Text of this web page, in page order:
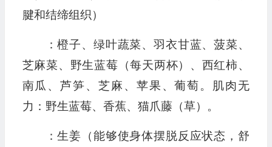
腱和结缔组织）
：橙子、绿叶蔬菜、羽衣甘蓝、菠菜、
芝麻菜、野生蓝莓（每天两杯）、西红柿、
南瓜、芦笋、芝麻、苹果、葡萄。肌肉无
力：野生蓝莓、香蕉、猫爪藤（草）。
：生姜（能够使身体摆脱反应状态，舒